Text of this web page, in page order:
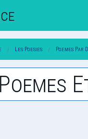
Les Poesies Poemes Par